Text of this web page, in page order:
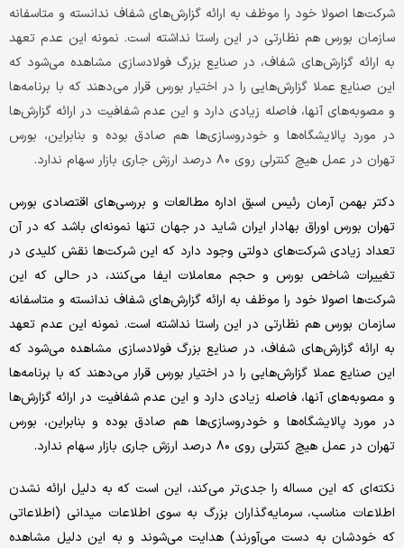
شرکت‌ها اصولا خود را موظف به ارائه گزارش‌های شفاف ندانسته و متاسفانه
سازمان بورس هم نظارتی در این راستا نداشته است. نمونه این عدم تعهد
به ارائه گزارش‌های شفاف، در صنایع بزرگ فولاد‌سازی مشاهده می‌شود که
این صنایع عملا گزارش‌هایی را در اختیار بورس قرار می‌دهند که با برنامه‌ها
و مصوبه‌های آنها، فاصله زیادی دارد و این عدم شفافیت در ارائه گزارش‌ها
در مورد پالایشگاه‌ها و خودروسازی‌ها هم صادق بوده و بنابراین، بورس
تهران در عمل هیچ کنترلی روی ۸۰ درصد ارزش جاری بازار سهام ندارد.
دکتر بهمن آرمان رئیس اسبق اداره مطالعات و بررسی‌های اقتصادی بورس
تهران بورس اوراق بهادار ایران شاید در جهان تنها نمونه‌ای باشد که در آن
تعداد زیادی شرکت‌های دولتی وجود دارد که این شرکت‌ها نقش کلیدی در
تغییرات شاخص بورس و حجم معاملات ایفا می‌کنند، در حالی که این
شرکت‌ها اصولا خود را موظف به ارائه گزارش‌های شفاف ندانسته و متاسفانه
سازمان بورس هم نظارتی در این راستا نداشته است. نمونه این عدم تعهد
به ارائه گزارش‌های شفاف، در صنایع بزرگ فولاد‌سازی مشاهده می‌شود که
این صنایع عملا گزارش‌هایی را در اختیار بورس قرار می‌دهند که با برنامه‌ها
و مصوبه‌های آنها، فاصله زیادی دارد و این عدم شفافیت در ارائه گزارش‌ها
در مورد پالایشگاه‌ها و خودروسازی‌ها هم صادق بوده و بنابراین، بورس
تهران در عمل هیچ کنترلی روی ۸۰ درصد ارزش جاری بازار سهام ندارد.
نکته‌ای که این مساله را جدی‌تر می‌کند، این است که به دلیل ارائه نشدن
اطلاعات مناسب، سرمایه‌گذاران بزرگ به سوی اطلاعات میدانی (اطلاعاتی
که خودشان به دست می‌آورند) هدایت می‌شوند و به این دلیل مشاهده